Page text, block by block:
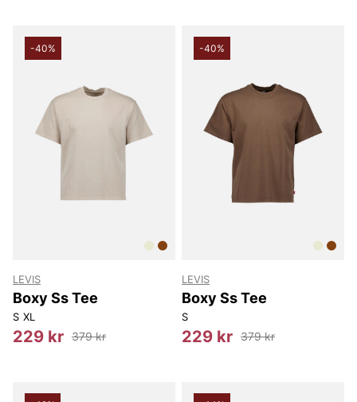
-40%
LEVIS
Boxy Ss Tee
S XL
229 kr 379 kr
-40%
LEVIS
Boxy Ss Tee
S
229 kr 379 kr